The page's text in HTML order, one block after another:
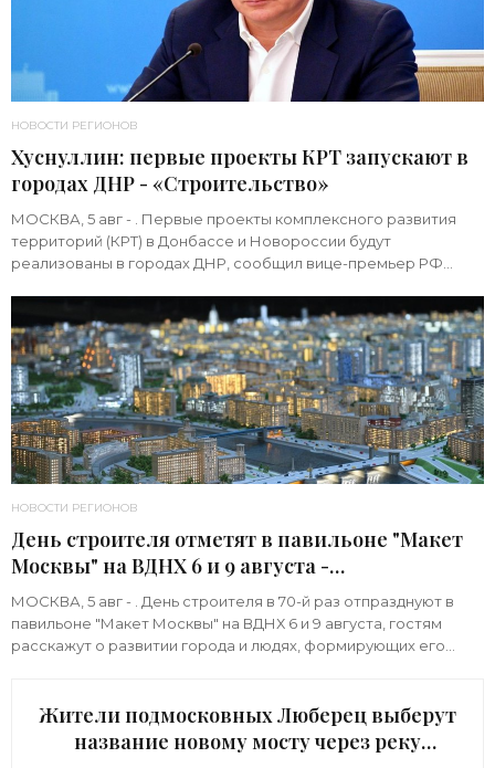
НОВОСТИ РЕГИОНОВ
Хуснуллин: первые проекты КРТ запускают в
городах ДНР - «Строительство»
МОСКВА, 5 авг - . Первые проекты комплексного развития
территорий (КРТ) в Донбассе и Новороссии будут
реализованы в городах ДНР, сообщил вице-премьер РФ
НОВОСТИ РЕГИОНОВ
День строителя отметят в павильоне "Макет
Москвы" на ВДНХ 6 и 9 августа -
«Строительство»
МОСКВА, 5 авг - . День строителя в 70-й раз отпразднуют в
павильоне "Макет Москвы" на ВДНХ 6 и 9 августа, гостям
расскажут о развитии города и людях, формирующих его
Жители подмосковных Люберец выберут
название новому мосту через реку